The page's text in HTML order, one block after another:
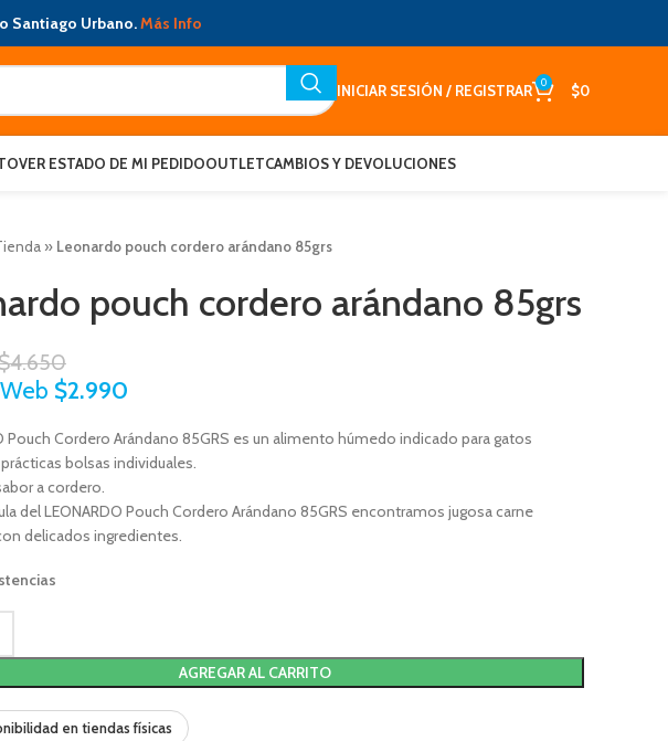
Santiago Urbano.Más Info
INICIAR SESIÓN / REGISTRAR 0 $0
VER ESTADO DE MI PEDIDOOUTLETCAMBIOS Y DEVOLUCIONES
» Leonardo pouch cordero arándano 85grs
pouch cordero arándano 85grs
4.650
$2.990
Pouch Cordero Arándano 85GRS es un alimento húmedo indicado para gatos
bolsas individuales.
a cordero.
del LEONARDO Pouch Cordero Arándano 85GRS encontramos jugosa carne
delicados ingredientes.
AGREGAR AL CARRITO
en tiendas físicas